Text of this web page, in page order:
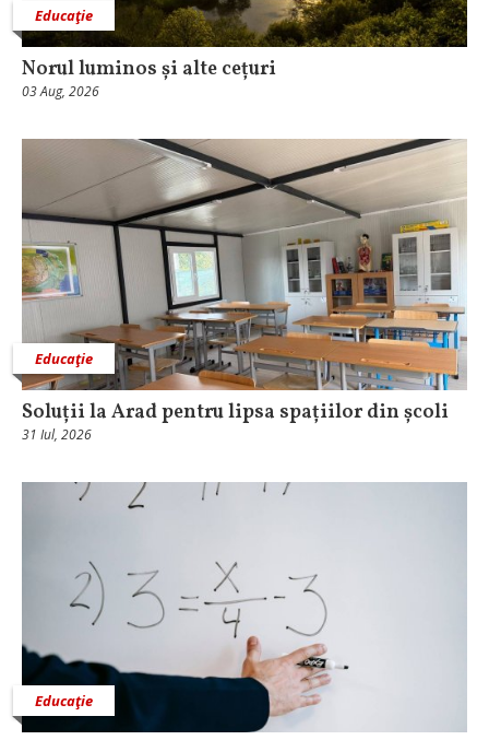
Educaţie
Norul luminos și alte cețuri
03 Aug, 2026
Educaţie
Soluții la Arad pentru lipsa spațiilor din școli
31 Iul, 2026
Educaţie